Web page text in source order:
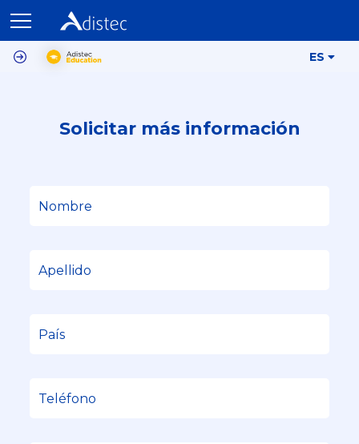
ES
Solicitar más información